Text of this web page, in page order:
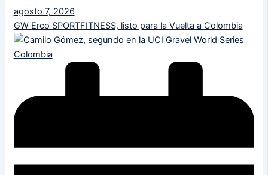
agosto 7, 2026
GW Erco SPORTFITNESS, listo para la Vuelta a Colombia